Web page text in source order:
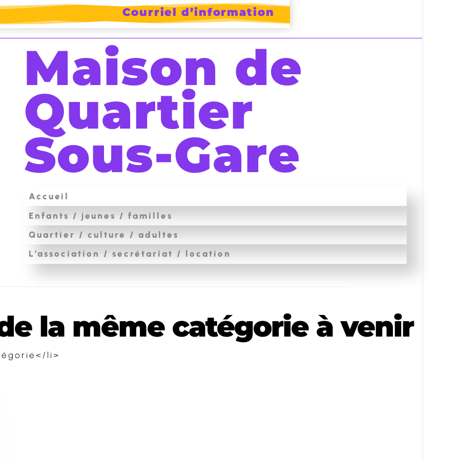
Courriel d’information
Maison de
Quartier
Sous-Gare
Accueil
Enfants / jeunes / familles
Quartier / culture / adultes
L’association / secrétariat / location
la même catégorie à venir
li>